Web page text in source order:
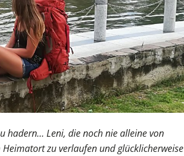
hadern… Leni, die noch nie alleine von
zu verlaufen und glücklicherweise